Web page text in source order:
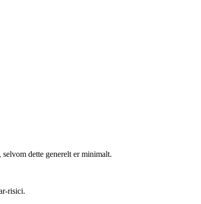
dette generelt er minimalt.
risici.